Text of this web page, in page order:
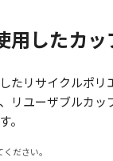
用したカ
たリサイクルポ
リユーザブルカ
。
ださい。